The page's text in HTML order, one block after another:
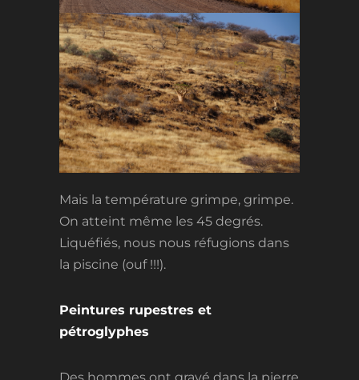
Mais la température grimpe, grimpe.
On atteint même les 45 degrés.
Liquéfiés, nous nous réfugions dans
la piscine (ouf !!!).
Peintures rupestres et
pétroglyphes